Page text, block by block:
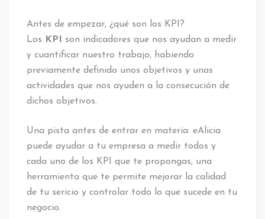
Antes de empezar, ¿qué son los KPI?
Los
KPI
son indicadores que nos ayudan a medir
y cuantificar nuestro trabajo, habiendo
previamente definido unos objetivos y unas
actividades que nos ayuden a la consecución de
dichos objetivos.
Una pista antes de entrar en materia: eAlicia
puede ayudar a tu empresa a medir todos y
cada uno de los KPI que te propongas, una
herramienta que te permite mejorar la calidad
de tu sericio y controlar todo lo que sucede en tu
negocio.